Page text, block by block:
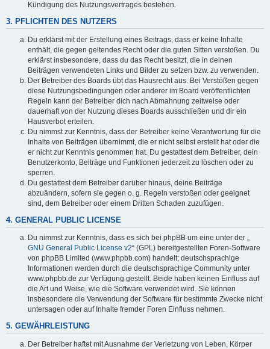
Kündigung des Nutzungsvertrages bestehen.
3. PFLICHTEN DES NUTZERS
Du erklärst mit der Erstellung eines Beitrags, dass er keine Inhalte
enthält, die gegen geltendes Recht oder die guten Sitten verstoßen. Du
erklärst insbesondere, dass du das Recht besitzt, die in deinen
Beiträgen verwendeten Links und Bilder zu setzen bzw. zu verwenden.
Der Betreiber des Boards übt das Hausrecht aus. Bei Verstößen gegen
diese Nutzungsbedingungen oder anderer im Board veröffentlichten
Regeln kann der Betreiber dich nach Abmahnung zeitweise oder
dauerhaft von der Nutzung dieses Boards ausschließen und dir ein
Hausverbot erteilen.
Du nimmst zur Kenntnis, dass der Betreiber keine Verantwortung für die
Inhalte von Beiträgen übernimmt, die er nicht selbst erstellt hat oder die
er nicht zur Kenntnis genommen hat. Du gestattest dem Betreiber, dein
Benutzerkonto, Beiträge und Funktionen jederzeit zu löschen oder zu
sperren.
Du gestattest dem Betreiber darüber hinaus, deine Beiträge
abzuändern, sofern sie gegen o. g. Regeln verstoßen oder geeignet
sind, dem Betreiber oder einem Dritten Schaden zuzufügen.
4. GENERAL PUBLIC LICENSE
Du nimmst zur Kenntnis, dass es sich bei phpBB um eine unter der „
GNU General Public License v2“ (GPL) bereitgestellten Foren-Software
von phpBB Limited (www.phpbb.com) handelt; deutschsprachige
Informationen werden durch die deutschsprachige Community unter
www.phpbb.de zur Verfügung gestellt. Beide haben keinen Einfluss auf
die Art und Weise, wie die Software verwendet wird. Sie können
insbesondere die Verwendung der Software für bestimmte Zwecke nicht
untersagen oder auf Inhalte fremder Foren Einfluss nehmen.
5. GEWÄHRLEISTUNG
Der Betreiber haftet mit Ausnahme der Verletzung von Leben, Körper